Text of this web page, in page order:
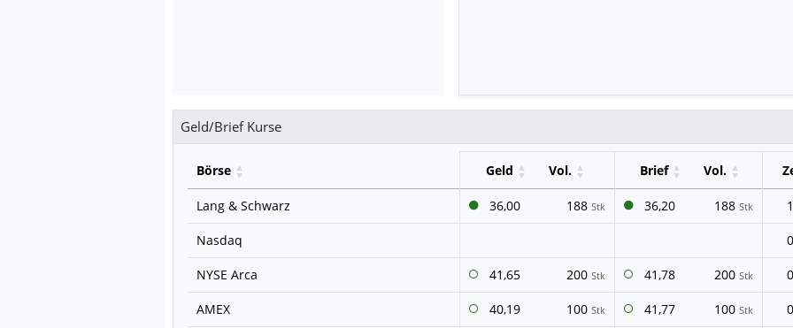
Geld/Brief Kurse
Börse Geld Vol. Brief Vol.
Lang & Schwarz 36,00 188 Stk 36,20 188 Stk
Nasdaq
NYSE Arca 41,65 200 Stk 41,78 200 Stk
AMEX 40,19 100 Stk 41,77 100 Stk